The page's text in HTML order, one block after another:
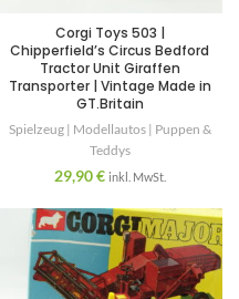
Corgi Toys 503 |
Chipperfield’s Circus Bedford
Tractor Unit Giraffen
Transporter | Vintage Made in
GT.Britain
Spielzeug | Modellautos | Puppen &
Teddys
29,90€ inkl. MwSt.